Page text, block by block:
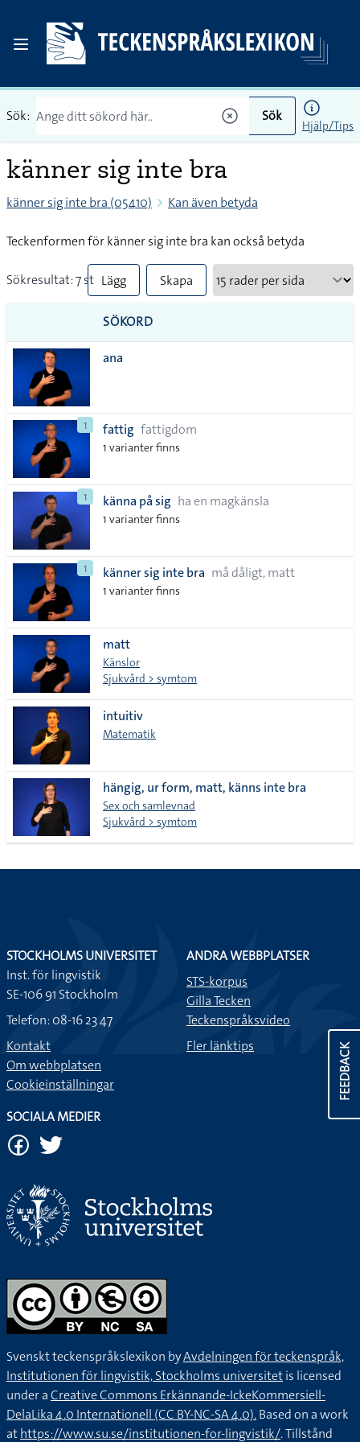
Sök: Sök
Hjälp/Tips
känner sig inte bra
känner sig inte bra (05410) Kan även betyda
Teckenformen för känner sig inte bra kan också betyda
Sökresultat: 7 st Lägg
till
alla i
Skapa
SÖKORD
ana
1 fattig fattigdom
1 varianter finns
1 känna på sig ha en magkänsla
1 varianter finns
1 känner sig inte bra må dåligt, matt
1 varianter finns
matt
Känslor
Sjukvård > symtom
intuitiv
Matematik
hängig, ur form, matt, känns inte bra
Sex och samlevnad
Sjukvård > symtom
FEEDBACK
STOCKHOLMS UNIVERSITET
Inst. för lingvistik
SE-106 91 Stockholm
Telefon: 08-16 23 47
Kontakt
Om webbplatsen
Cookieinställningar
ANDRA WEBBPLATSER
STS-korpus
Gilla Tecken
Teckenspråksvideo
Fler länktips
SOCIALA MEDIER
Svenskt teckenspråkslexikon byAvdelningen för teckenspråk,
Institutionen för lingvistik, Stockholms universitetis licensed
under aCreative Commons Erkännande-IckeKommersiell-
DelaLika 4.0 Internationell (CC BY-NC-SA 4.0).Based on a work
athttps://www.su.se/institutionen-for-lingvistik/. Tillstånd